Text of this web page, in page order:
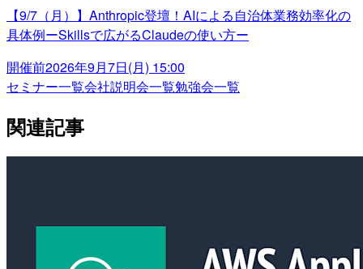
【9/7（月）】Anthropic登壇！AIによる自治体業務効率化の
具体例ーSkillsで広がるClaudeの使い方ー
開催前2026年9月7日(月) 15:00
セミナー一覧会社説明会一覧勉強会一覧
関連記事